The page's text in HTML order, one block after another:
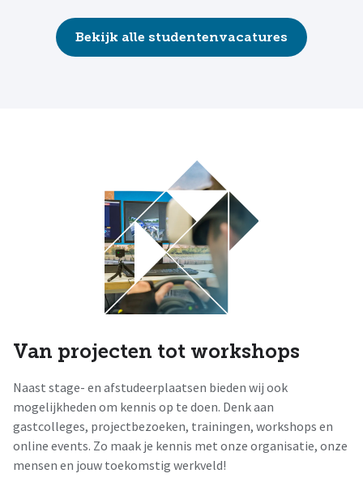
Bekijk alle studentenvacatures
Van projecten tot workshops
Naast stage- en afstudeerplaatsen bieden wij ook
mogelijkheden om kennis op te doen. Denk aan
gastcolleges, projectbezoeken, trainingen, workshops en
online events. Zo maak je kennis met onze organisatie, onze
mensen en jouw toekomstig werkveld!